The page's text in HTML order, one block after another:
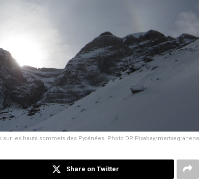
les hauts sommets des Pyrénées. Photo DP Pixabay/mertxegranena
Share on Twitter